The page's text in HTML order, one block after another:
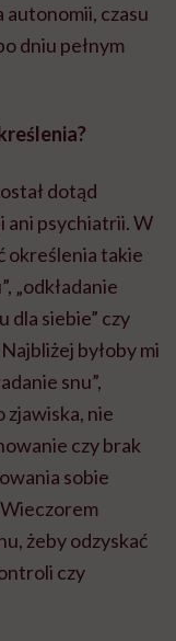
autonomii, czasu
dniu pełnym
dotąd
ani psychiatrii. W
określenia takie
„odkładanie
dla siebie” czy
byłoby mi
snu”,
nie
czy brak
sobie
żeby odzyskać
czy